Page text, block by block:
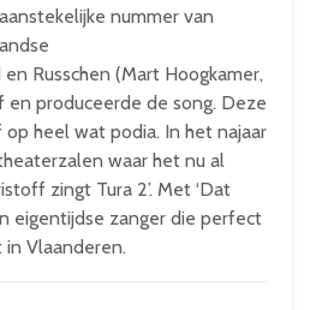
nummer van
Russchen (Mart Hoogkamer,
en produceerde de song. Deze
heel wat podia. In het najaar
waar het nu al
zingt Tura 2’. Met ‘Dat
eigentijdse zanger die perfect
Vlaanderen.